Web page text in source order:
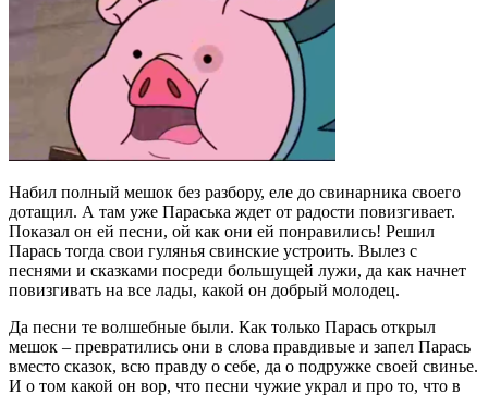
Набил полный мешок без разбору, еле до свинарника своего
дотащил. А там уже Параська ждет от радости повизгивает.
Показал он ей песни, ой как они ей понравились! Решил
Парась тогда свои гулянья свинские устроить. Вылез с
песнями и сказками посреди большущей лужи, да как начнет
повизгивать на все лады, какой он добрый молодец.
Да песни те волшебные были. Как только Парась открыл
мешок – превратились они в слова правдивые и запел Парась
вместо сказок, всю правду о себе, да о подружке своей свинье.
И о том какой он вор, что песни чужие украл и про то, что в